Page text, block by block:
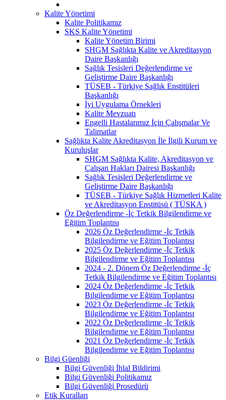
Kalite Yönetimi
Kalite Politikamız
SKS Kalite Yönetimi
Kalite Yönetim Birimi
SHGM Sağlıkta Kalite ve Akreditasyon
Daire Başkanlığı
Sağlık Tesisleri Değerlendirme ve
Geliştirme Daire Başkanlığı
TÜSEB - Türkiye Sağlık Enstitüleri
Başkanlığı
İyi Uygulama Örnekleri
Kalite Mevzuatı
Engelli Hastalarımız İçin Çalışmalar Ve
Talimatlar
Sağlıkta Kalite Akreditasyon İle İlgili Kurum ve
Kuruluşlar
SHGM Sağlıkta Kalite, Akreditasyon ve
Çalışan Hakları Dairesi Başkanlığı
Sağlık Tesisleri Değerlendirme ve
Geliştirme Daire Başkanlığı
TÜSEB - Türkiye Sağlık Hizmetleri Kalite
ve Akreditasyon Enstitüsü ( TÜSKA )
Öz Değerlendirme -İç Tetkik Bilgilendirme ve
Eğitim Toplantısı
2026 Öz Değerlendirme -İç Tetkik
Bilgilendirme ve Eğitim Toplantısı
2025 Öz Değerlendirme -İç Tetkik
Bilgilendirme ve Eğitim Toplantısı
2024 - 2. Dönem Öz Değerlendirme -İç
Tetkik Bilgilendirme ve Eğitim Toplantısı
2024 Öz Değerlendirme -İç Tetkik
Bilgilendirme ve Eğitim Toplantısı
2023 Öz Değerlendirme -İç Tetkik
Bilgilendirme ve Eğitim Toplantısı
2022 Öz Değerlendirme -İç Tetkik
Bilgilendirme ve Eğitim Toplantısı
2021 Öz Değerlendirme -İç Tetkik
Bilgilendirme ve Eğitim Toplantısı
Bilgi Güenliği
Bilgi Güvenliği İhlal Bildirimi
Bilgi Güvenliği Politikamız
Bilgi Güvenliği Prosedürü
Etik Kuralları